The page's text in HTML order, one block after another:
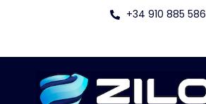
+34 910 885 586